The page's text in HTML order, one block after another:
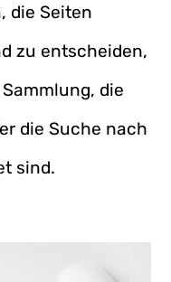
die Seiten
zu entscheiden,
die
die Suche nach
sind.